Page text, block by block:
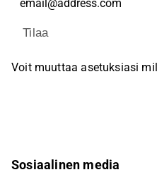
Tilaa
Voit muuttaa asetuksiasi
Sosiaalinen media